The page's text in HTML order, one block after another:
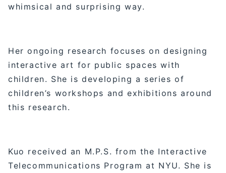
whimsical and surprising way.
Her ongoing research focuses on designing
interactive art for public spaces with
children. She is developing a series of
children’s workshops and exhibitions around
this research.
Kuo received an M.P.S. from the Interactive
Telecommunications Program at NYU. She is